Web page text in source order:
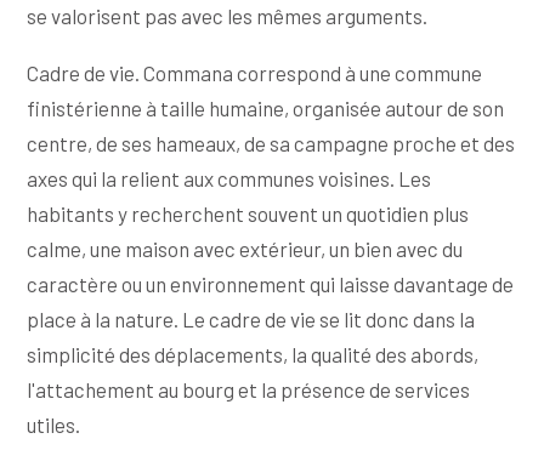
se valorisent pas avec les mêmes arguments.
Cadre de vie. Commana correspond à une commune
finistérienne à taille humaine, organisée autour de son
centre, de ses hameaux, de sa campagne proche et des
axes qui la relient aux communes voisines. Les
habitants y recherchent souvent un quotidien plus
calme, une maison avec extérieur, un bien avec du
caractère ou un environnement qui laisse davantage de
place à la nature. Le cadre de vie se lit donc dans la
simplicité des déplacements, la qualité des abords,
l'attachement au bourg et la présence de services
utiles.